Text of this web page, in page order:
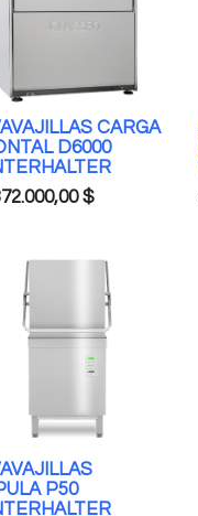
CARGA
D6000
$
P50